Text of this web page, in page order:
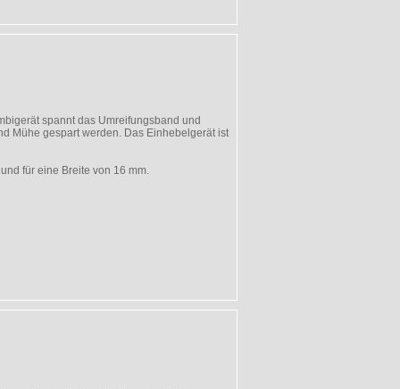
spannt das Umreifungsband und
Mühe gespart werden. Das Einhebelgerät ist
für eine Breite von 16 mm.